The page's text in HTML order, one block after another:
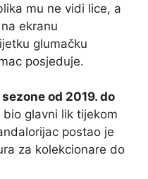
mu ne vidi lice, a
ekranu
glumačku
posjeduje.
od 2019. do
bio glavni lik tijekom
postao je
za kolekcionare do